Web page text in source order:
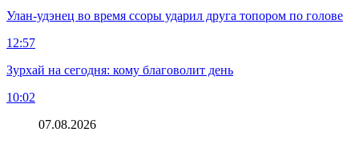
Улан-удэнец во время ссоры ударил друга топором по голове
12:57
Зурхай на сегодня: кому благоволит день
10:02
07.08.2026